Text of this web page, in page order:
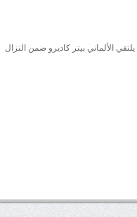
الألماني بيتر كاديرو ضمن النزال